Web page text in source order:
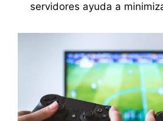
servidores ayuda a